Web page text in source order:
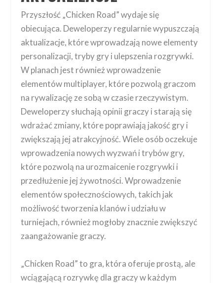
Przyszłość „Chicken Road” wydaje się
obiecująca. Deweloperzy regularnie wypuszczają
aktualizacje, które wprowadzają nowe elementy
personalizacji, tryby gry i ulepszenia rozgrywki.
W planach jest również wprowadzenie
elementów multiplayer, które pozwolą graczom
na rywalizację ze sobą w czasie rzeczywistym.
Deweloperzy słuchają opinii graczy i starają się
wdrażać zmiany, które poprawiają jakość gry i
zwiększają jej atrakcyjność. Wiele osób oczekuje
wprowadzenia nowych wyzwań i trybów gry,
które pozwolą na urozmaicenie rozgrywki i
przedłużenie jej żywotności. Wprowadzenie
elementów społecznościowych, takich jak
możliwość tworzenia klanów i udziału w
turniejach, również mogłoby znacznie zwiększyć
zaangażowanie graczy.
„Chicken Road” to gra, która oferuje prostą, ale
wciągającą rozrywkę dla graczy w każdym